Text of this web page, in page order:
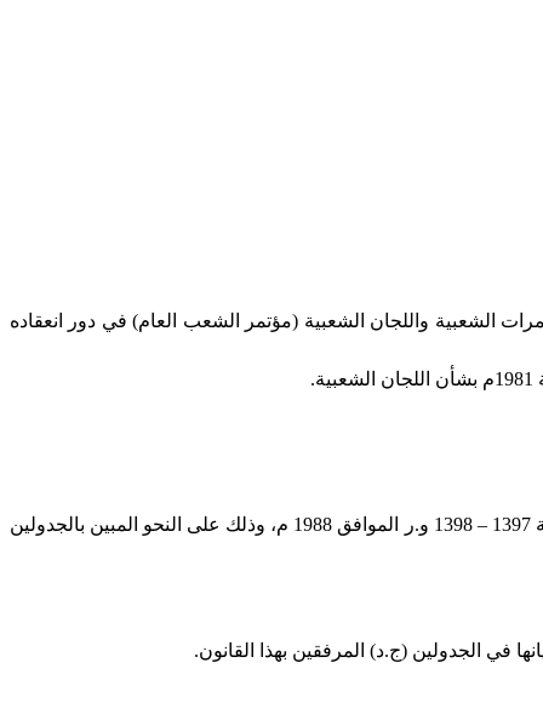
الثالث لسنة 1397 و.ر الموافق 1987م التي صاغها الملتقى العام للمؤتمرات الشعبية واللجان الشعبية (مؤتمر الشعب العام) في دور انعقاده
يجوز إنفاق مبلغ (000.500 .243 .1) ألف ومائتين وثلاثة وأربعين مليونا وخمسمائة ألف دينار ليبي)لأغراض الميزانية التسييرية خلال السنة المالية 1397 – 1398 و.ر الموافق 1988 م، وذلك على النحو المبين بالجدولين
.